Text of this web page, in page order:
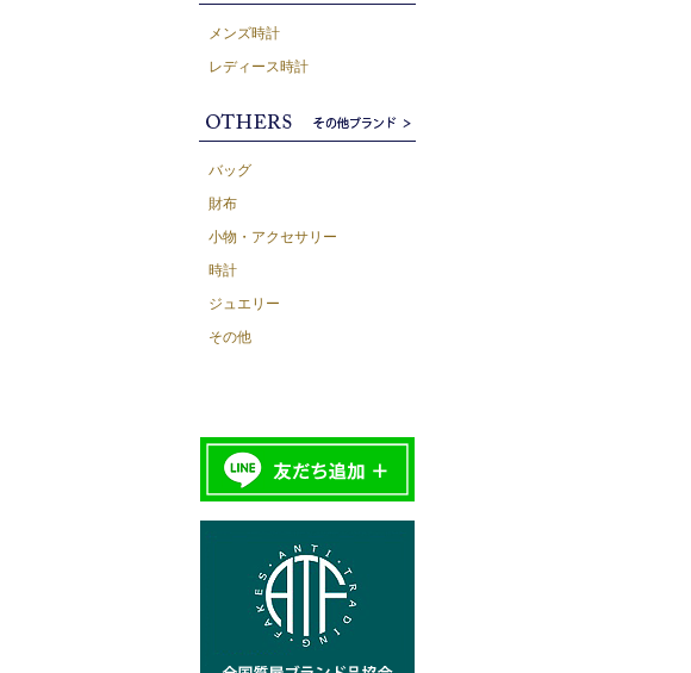
メンズ時計
レディース時計
バッグ
財布
小物・アクセサリー
時計
ジュエリー
その他